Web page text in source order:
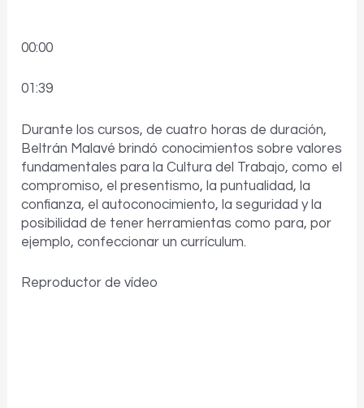
00:00
01:39
Durante los cursos, de cuatro horas de duración,
Beltrán Malavé brindó conocimientos sobre valores
fundamentales para la Cultura del Trabajo, como el
compromiso, el presentismo, la puntualidad, la
confianza, el autoconocimiento, la seguridad y la
posibilidad de tener herramientas como para, por
ejemplo, confeccionar un currículum.
Reproductor de vídeo